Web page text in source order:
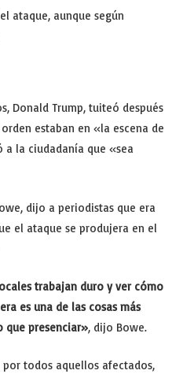
ataque, aunque según
Donald Trump, tuiteó después
estaban en «la escena de
a la ciudadanía que «sea
dijo a periodistas que era
el ataque se produjera en el
trabajan duro y ver cómo
es una de las cosas más
que presenciar», dijo Bowe.
todos aquellos afectados,